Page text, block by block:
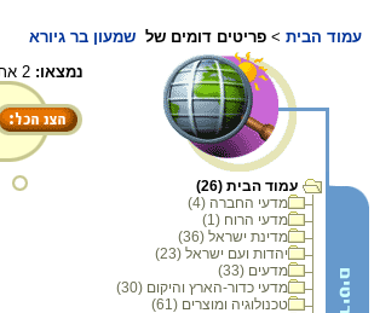
עמוד הבית > פריטים דומים של שמעון בר גיורא
עמוד הבית (26)
מדעי החברה (4)
מדעי הרוח (1)
מדינת ישראל (36)
יהדות ועם ישראל (23)
מדעים (33)
מדעי כדור-הארץ והיקום (30)
טכנולוגיה ומוצרים (61)
נמצאו: